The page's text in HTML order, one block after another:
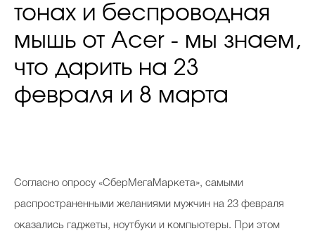
тонах и беспроводная
мышь от Aсer - мы знаем,
что дарить на 23
февраля и 8 марта
Согласно опросу «СберМегаМаркета», самыми
распространенными желаниями мужчин на 23 февраля
оказались гаджеты, ноутбуки и компьютеры. При этом